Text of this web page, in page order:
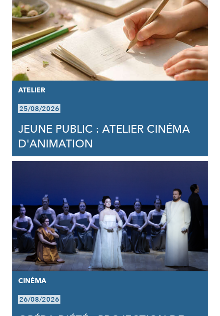
ATELIER
25/08/2026
JEUNE PUBLIC : ATELIER CINÉMA
D'ANIMATION
CINÉMA
26/08/2026